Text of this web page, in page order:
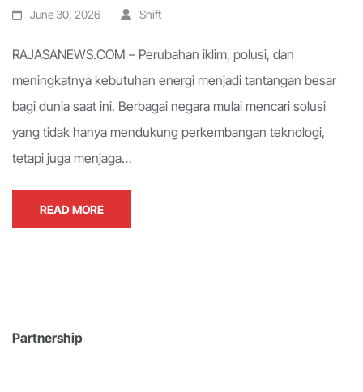
June 30, 2026 Shift
RAJASANEWS.COM – Perubahan iklim, polusi, dan
meningkatnya kebutuhan energi menjadi tantangan besar
bagi dunia saat ini. Berbagai negara mulai mencari solusi
yang tidak hanya mendukung perkembangan teknologi,
tetapi juga menjaga…
READ MORE
Partnership